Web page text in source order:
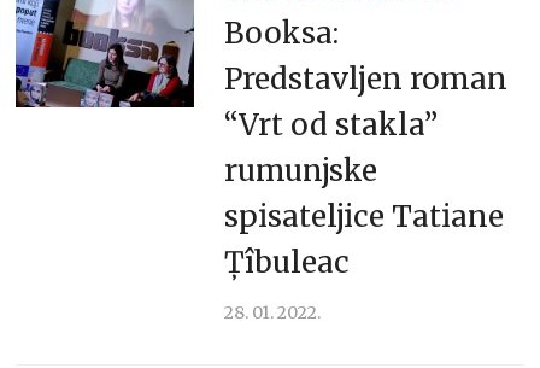
Booksa:
Predstavljen roman
“Vrt od stakla”
rumunjske
spisateljice Tatiane
Țîbuleac
28. 01. 2022.